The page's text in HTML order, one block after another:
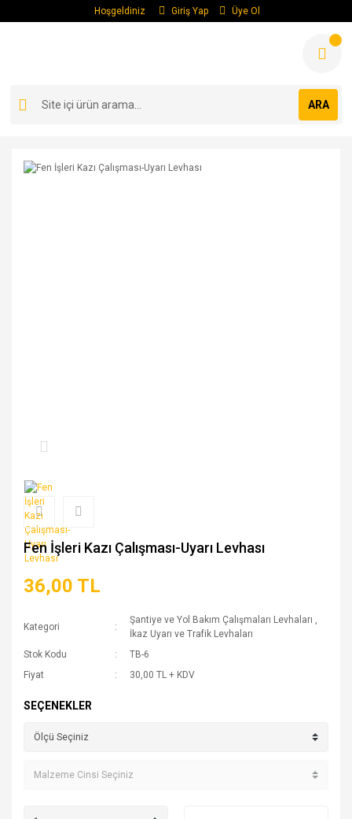
Hoşgeldiniz Giriş Yap Üye Ol
ARA
Fen İşleri Kazı Çalışması-Uyarı Levhası
36,00 TL
Kategori
Şantiye ve Yol Bakım Çalışmaları Levhaları ,
İkaz Uyarı ve Trafik Levhaları
Stok Kodu
TB-6
Fiyat
30,00 TL + KDV
SEÇENEKLER